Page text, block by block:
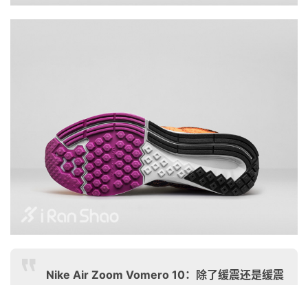
Nike Air Zoom Vomero 10：除了缓震还是缓震